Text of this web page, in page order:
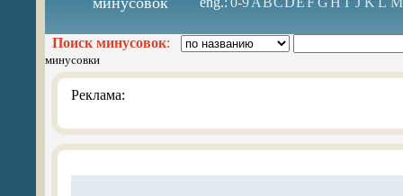
Поиск минусовок:
минусовки
Реклама: